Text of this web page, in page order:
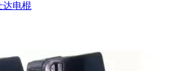
达电棍